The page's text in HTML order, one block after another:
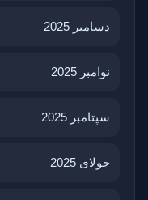
دسامبر 2025
نوامبر 2025
سپتامبر 2025
جولای 2025